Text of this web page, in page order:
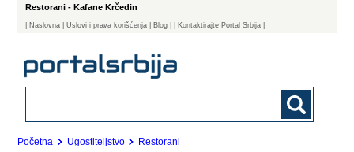
Restorani - Kafane Krčedin
Naslovna | Uslovi i prava korišćenja Blog | Kontaktirajte Portal Srbija |
Početna Ugostiteljstvo Restorani